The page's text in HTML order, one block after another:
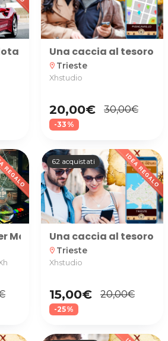
su Ferrari 488 GTB o
Una caccia al tesoro
location_on Trieste
Xhstudio
20,00€ 30,00€
-33%
nella ESCAPE ROOM
62 acquistati
Una caccia al tesoro
location_on Trieste
Xhstudio
15,00€ 20,00€
-25%